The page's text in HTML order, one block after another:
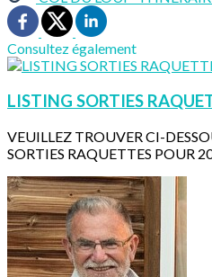
Consultez également
LISTING SORTIES
VEUILLEZ TROUVER CI-
SORTIES RAQUETTES POUR